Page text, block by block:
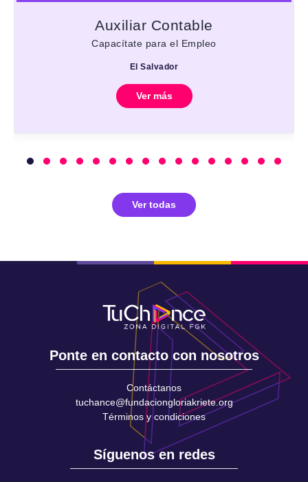
Auxiliar Contable
Capacítate para el Empleo
El Salvador
Ver más
Ver todas
Ponte en contacto con nosotros
Contáctanos
tuchance@fundaciongloriakriete.org
Términos y condiciones
Síguenos en redes